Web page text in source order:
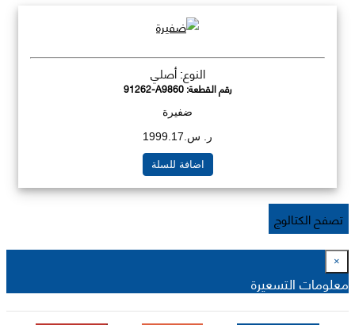
النوع: أصلي
رقم القطعة:91262-A9860
ضفيرة
ر. س.1999.17
اضافة للسلة
تصفح الكتالوج
×
معلومات التسعيرة